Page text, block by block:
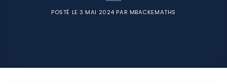
POSTÉ LE3 MAI 2024 PAR MBACKEMATHS